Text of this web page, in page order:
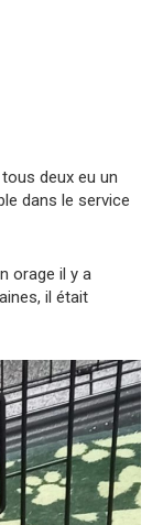
deux eu un
dans le service
orage il y a
il était